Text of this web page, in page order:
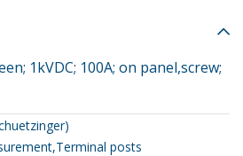
1kVDC; 100A; on panel,screw;
,Terminal posts